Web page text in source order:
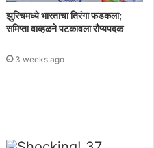
झुरिचमध्ये भारताचा तिरंगा फडकला;
समिप्ता वाव्हळने पटकावला रौप्यपदक
3 weeks ago